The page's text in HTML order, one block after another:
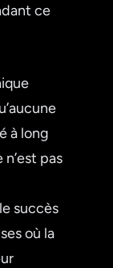
ce
à long
pas
succès
où la